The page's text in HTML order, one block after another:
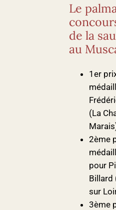
Le
de la
au
1er
(La
2ème
pour
Billard
sur
3ème